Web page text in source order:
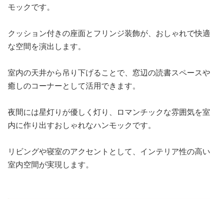
モックです。
クッション付きの座面とフリンジ装飾が、おしゃれで快適
な空間を演出します。
室内の天井から吊り下げることで、窓辺の読書スペースや
癒しのコーナーとして活用できます。
夜間には星灯りが優しく灯り、ロマンチックな雰囲気を室
内に作り出すおしゃれなハンモックです。
リビングや寝室のアクセントとして、インテリア性の高い
室内空間が実現します。